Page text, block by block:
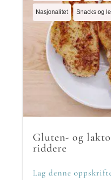
Nasjonalitet Snacks og
Gluten- og
riddere
Lag denne